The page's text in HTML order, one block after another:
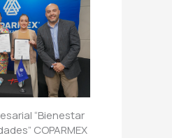
“Bienestar
COPARMEX